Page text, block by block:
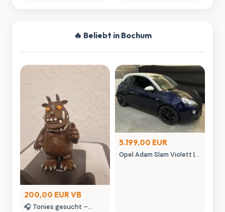
🔥 Beliebt in Bochum
200,00 EUR VB
🎧 Tonies gesucht –
5.199,00 EUR
Opel Adam Slam Violett |